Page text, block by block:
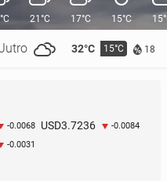
32°C 15°C 18
21°C 17°C 15°C
-0.0068 USD3.7236 -0.0084
-0.0031